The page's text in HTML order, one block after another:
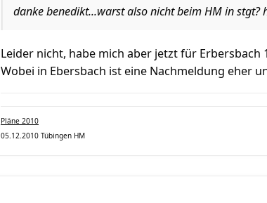
danke benedikt...warst also nicht beim HM in
Leider nicht, habe mich aber jetzt für
Wobei in Ebersbach ist eine Nachmeldung eher
Pläne 2010
05.12.2010 Tübingen HM